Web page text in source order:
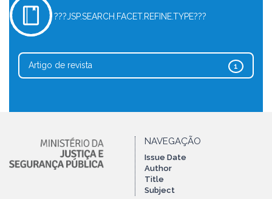
???JSP.SEARCH.FACET.REFINE.TYPE???
1
Artigo de revista
NAVEGAÇÃO
Issue Date
Author
Title
Subject